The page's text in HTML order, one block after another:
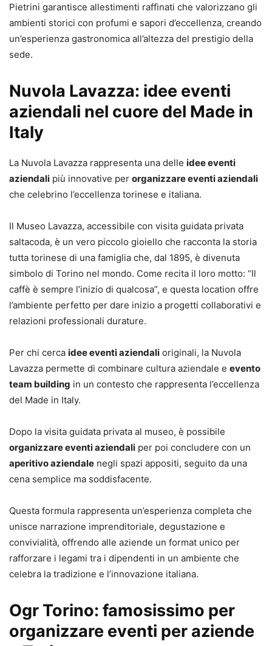
Pietrini garantisce allestimenti raffinati che valorizzano gli
ambienti storici con profumi e sapori d’eccellenza, creando
un’esperienza gastronomica all’altezza del prestigio della
sede.
Nuvola Lavazza: idee eventi
aziendali nel cuore del Made in
Italy
La Nuvola Lavazza rappresenta una delle idee eventi
aziendali più innovative per organizzare eventi aziendali
che celebrino l’eccellenza torinese e italiana.
Il Museo Lavazza, accessibile con visita guidata privata
saltacoda, è un vero piccolo gioiello che racconta la storia
tutta torinese di una famiglia che, dal 1895, è divenuta
simbolo di Torino nel mondo. Come recita il loro motto: “Il
caffè è sempre l’inizio di qualcosa”, e questa location offre
l’ambiente perfetto per dare inizio a progetti collaborativi e
relazioni professionali durature.
Per chi cerca idee eventi aziendali originali, la Nuvola
Lavazza permette di combinare cultura aziendale e evento
team building in un contesto che rappresenta l’eccellenza
del Made in Italy.
Dopo la visita guidata privata al museo, è possibile
organizzare eventi aziendali per poi concludere con un
aperitivo aziendale negli spazi appositi, seguito da una
cena semplice ma soddisfacente.
Questa formula rappresenta un’esperienza completa che
unisce narrazione imprenditoriale, degustazione e
convivialità, offrendo alle aziende un format unico per
rafforzare i legami tra i dipendenti in un ambiente che
celebra la tradizione e l’innovazione italiana.
Ogr Torino: famosissimo per
organizzare eventi per aziende